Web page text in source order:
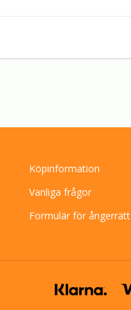
Köpinformation
Vanliga frågor
Formulär för ångerrätt